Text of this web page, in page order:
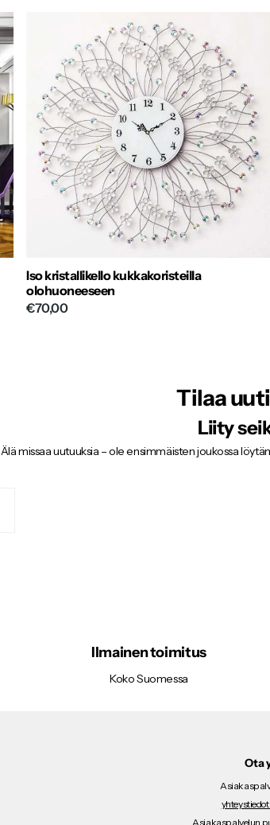
Iso kristallikello kukkakoristeilla
olohuoneeseen
€70,00
Tilaa
Liity
Älä missaa uutuuksia – ole ensimmäisten joukossa
Ilmainen toimitus
Koko Suomessa
Ota
Asiakaspalvelun